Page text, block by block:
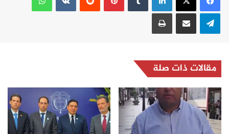
تيلقرام مشاركة عبر البريد طباعة
مقالات ذات صلة